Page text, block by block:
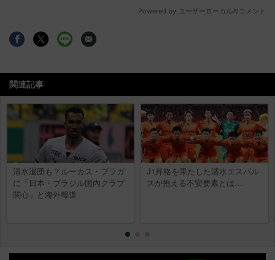
関連記事
清水退団も？ルーカス・ブラガ
に「日本・ブラジル国内クラブ
関心」と海外報道
J1昇格を果たした清水エスパル
スが抱える不安要素とは…